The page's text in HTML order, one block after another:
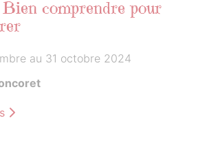
comprendre pour
au 31 octobre 2024